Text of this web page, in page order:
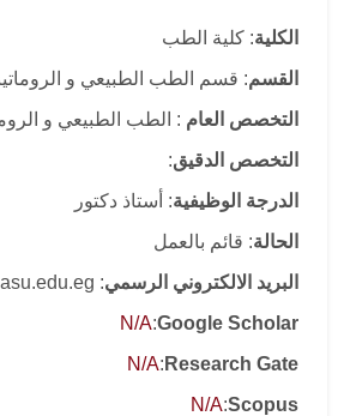
الكلية: كلية الطب
القسم: قسم الطب الطبيعي و
التخصص العام : الطب الطبيعي و
التخصص الدقيق:
الدرجة الوظيفية: أستاذ دكتور
الحالة: قائم بالعمل
البريد الالكتروني الرسمي: relhilaly@med.asu.edu.eg
Google Scholar
:
N/A
Research Gate
:
N/A
Scopus
:
N/A